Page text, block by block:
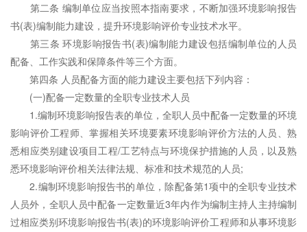
第二条 编制单位应当按照本指南要求，不断加强环境影响报告
书(表)编制能力建设，提升环境影响评价专业技术水平。
第三条 环境影响报告书(表)编制能力建设包括编制单位的人员
配备、工作实践和保障条件等三个方面。
第四条 人员配备方面的能力建设主要包括下列内容：
(一)配备一定数量的全职专业技术人员
1.编制环境影响报告表的单位，全职人员中配备一定数量的环境
影响评价工程师、掌握相关环境要素环境影响评价方法的人员、熟
悉相应类别建设项目工程/工艺特点与环境保护措施的人员，以及熟
悉环境影响评价相关法律法规、标准和技术规范的人员;
2.编制环境影响报告书的单位，除配备第1项中的全职专业技术
人员外，全职人员中配备一定数量近3年内作为编制主持人主持编制
过相应类别环境影响报告书(表)的环境影响评价工程师和从事环境影